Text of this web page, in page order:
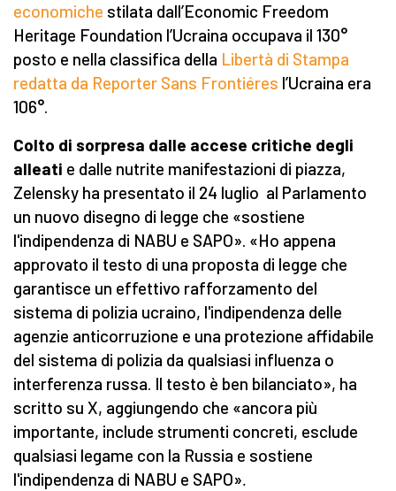
economiche stilata dall’Economic Freedom
Heritage Foundation l’Ucraina occupava il 130°
posto e nella classifica della Libertà di Stampa
redatta da Reporter Sans Frontiéres l’Ucraina era
106°.
Colto di sorpresa dalle accese critiche degli
alleati e dalle nutrite manifestazioni di piazza,
Zelensky ha presentato il 24 luglio al Parlamento
un nuovo disegno di legge che «sostiene
l'indipendenza di NABU e SAPO». «Ho appena
approvato il testo di una proposta di legge che
garantisce un effettivo rafforzamento del
sistema di polizia ucraino, l'indipendenza delle
agenzie anticorruzione e una protezione affidabile
del sistema di polizia da qualsiasi influenza o
interferenza russa. Il testo è ben bilanciato», ha
scritto su X, aggiungendo che «ancora più
importante, include strumenti concreti, esclude
qualsiasi legame con la Russia e sostiene
l'indipendenza di NABU e SAPO».